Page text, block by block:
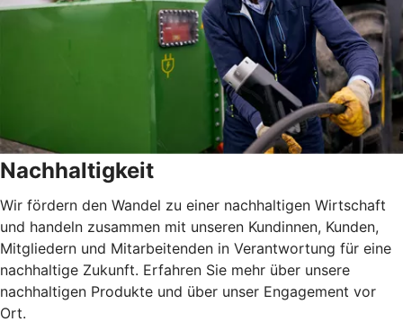
Nachhaltigkeit
Wir fördern den Wandel zu einer nachhaltigen Wirtschaft
und handeln zusammen mit unseren Kundinnen, Kunden,
Mitgliedern und Mitarbeitenden in Verantwortung für eine
nachhaltige Zukunft. Erfahren Sie mehr über unsere
nachhaltigen Produkte und über unser Engagement vor
Ort.